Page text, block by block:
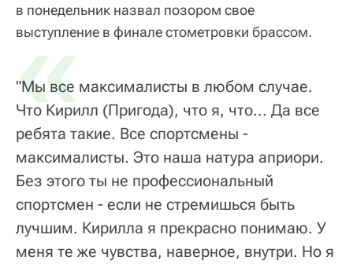
в понедельник назвал позором свое
выступление в финале стометровки брассом.
«
"Мы все максималисты в любом случае.
Что Кирилл (Пригода), что я, что... Да все
ребята такие. Все спортсмены -
максималисты. Это наша натура априори.
Без этого ты не профессиональный
спортсмен - если не стремишься быть
лучшим. Кирилла я прекрасно понимаю. У
меня те же чувства, наверное, внутри. Но я